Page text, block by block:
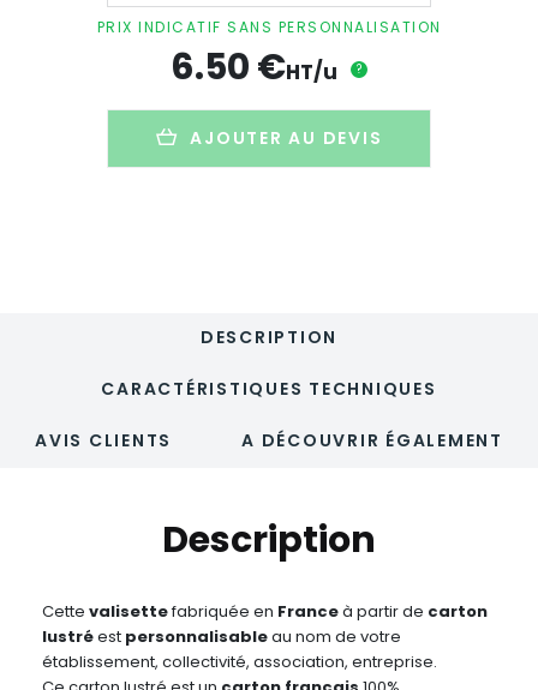
A4
publicitaire
enveloppe
PRIX INDICATIF SANS PERSONNALISATION
6.50€HT/u ?
AJOUTER AU DEVIS
DESCRIPTION
CARACTÉRISTIQUES TECHNIQUES
AVIS CLIENTS A DÉCOUVRIR ÉGALEMENT
Description
Cette valisettefabriquée en Franceà partir de carton
lustréest personnalisableau nom de votre
établissement, collectivité, association, entreprise.